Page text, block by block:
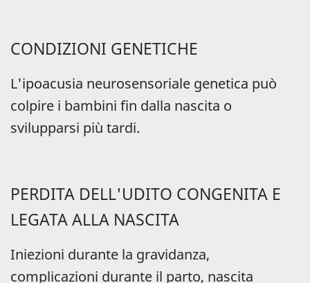
CONDIZIONI GENETICHE
L'ipoacusia neurosensoriale genetica può
colpire i bambini fin dalla nascita o
svilupparsi più tardi.
PERDITA DELL'UDITO CONGENITA E
LEGATA ALLA NASCITA
Iniezioni durante la gravidanza,
complicazioni durante il parto, nascita